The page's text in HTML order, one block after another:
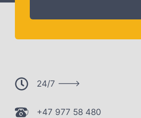
24/7 --->
+47 977 58 480